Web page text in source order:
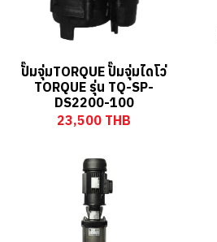
ปั๊มจุ่มTORQUE ปั๊มจุ่มไดโว่
TORQUE รุ่น TQ-SP-
DS2200-100
23,500 THB